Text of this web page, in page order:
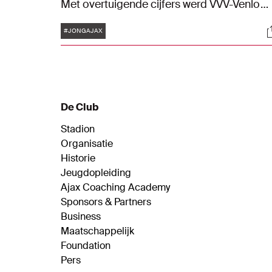
Met overtuigende cijfers werd VVV-Venlo
dankzij treffers van Mika Godts, Anass
Salah-Eddine en aanvoerder Kristian
Tags
#JONGAJAX
De Club
Stadion
Organisatie
Historie
Jeugdopleiding
Ajax Coaching Academy
Sponsors & Partners
Business
Maatschappelijk
Foundation
Pers